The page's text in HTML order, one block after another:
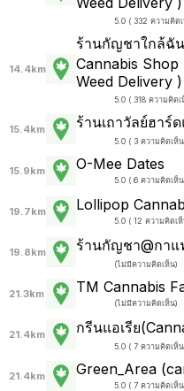
5.0 ( 332 ความคิด
14.4km
ร้านกัญชาใกล้ฉั
Cannabis
Weed Delivery
5.0 ( 318 ความคิดเ
15.4km ร้านเถาวัลย์ฮาร์
5.0 ( 3 ความคิดเห็
15.9km O-Mee Dates
5.0 ( 6 ความคิดเห็
19.7km Lollipop
5.0 ( 12 ความคิดเ
19.8km ร้านกัญชา@กาแ
(ไม่มีความคิดเห็น)
21.3km TM Cannabis
(ไม่มีความคิดเห็น)
21.4km กรีนแอเรีย
5.0 ( 7 ความคิดเห็
21.4km Green_Area
5.0 ( 7 ความคิดเห็